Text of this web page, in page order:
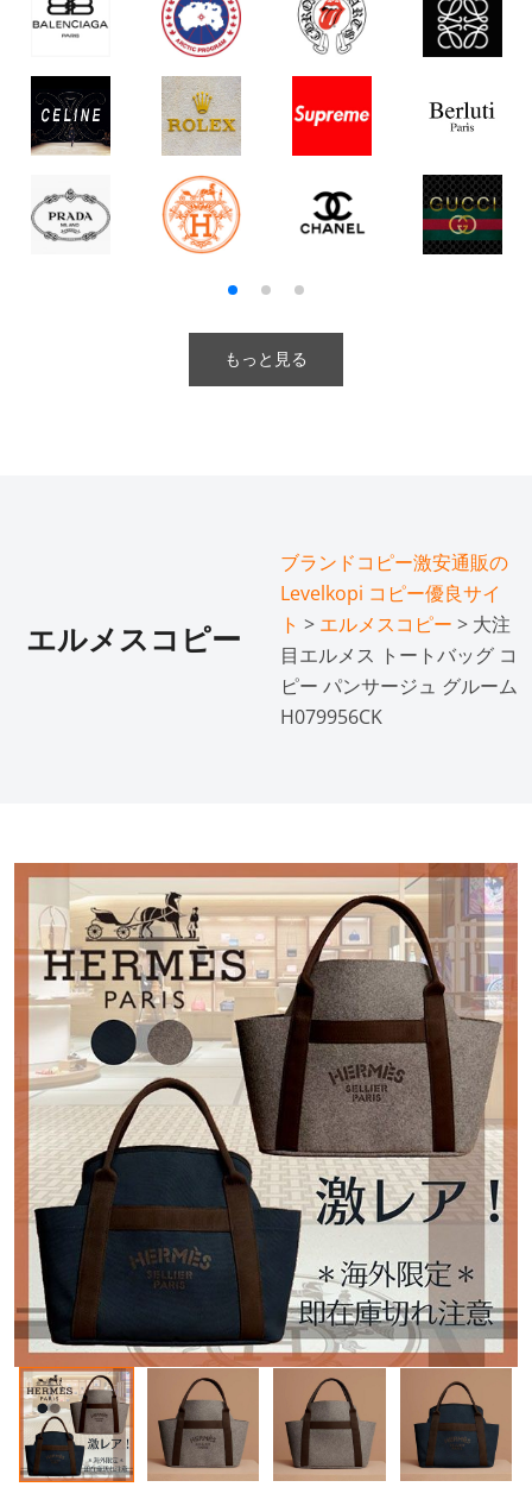
もっと見る
エルメスコピー
ブランドコピー激安通販の
Levelkopi コピー優良サイ
ト > エルメスコピー > 大注
目エルメス トートバッグ コ
ピー パンサージュ グルーム
H079956CK